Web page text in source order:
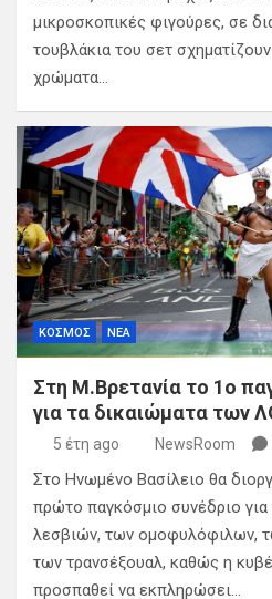
μικροσκοπικές φιγούρες, σε
τουβλάκια του σετ
χρώματα…
ΚΟΣΜΟΣ ΝΕΑ
Στη Μ.Βρετανία το 1ο
για τα δικαιώματα των
5 έτη ago NewsRoom
Στο Ηνωμένο Βασίλειο θα
πρώτο παγκόσμιο συνέδριο
λεσβιών, των ομοφυλόφιλων,
των τρανσέξουαλ, καθώς η
προσπαθεί να εκπληρώσει…